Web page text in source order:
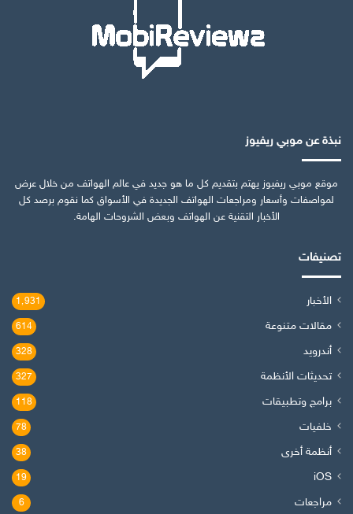
نبذة عن موبي ريفيوز
موقع موبي ريفيوز يهتم بتقديم كل ما هو جديد في عالم الهواتف من خلال عرض
لمواصفات وأسعار ومراجعات الهواتف الجديدة في الأسواق كما نقوم برصد كل
الأخبار التقنية عن الهواتف وبعض الشروحات الهامة.
تصنيفات
الأخبار 1٬931
مقالات متنوعة 614
أندرويد 328
تحديثات الأنظمة 327
برامج وتطبيقات 118
خلفيات 78
أنظمة أخرى 38
iOS
19
مراجعات 6